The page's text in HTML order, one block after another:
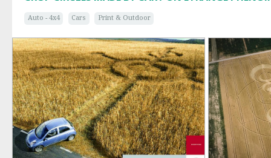
Auto - 4x4 Cars Print & Outdoor